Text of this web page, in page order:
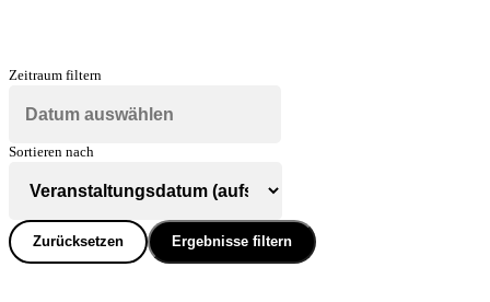
Zeitraum filtern
Sortieren nach
Zurücksetzen Ergebnisse filtern